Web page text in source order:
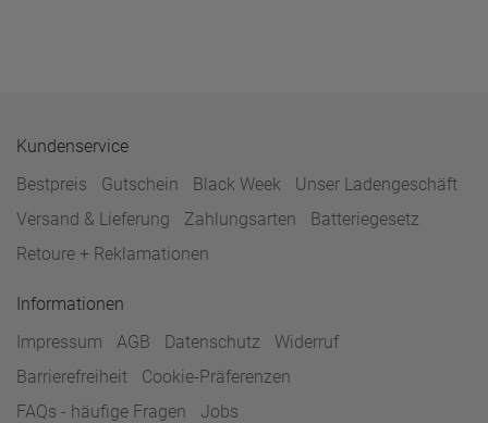
Kundenservice
Bestpreis
Gutschein Black Week
Unser Ladengeschäft
Versand & Lieferung
Zahlungsarten
Batteriegesetz
Retoure + Reklamationen
Informationen
Impressum
AGB Datenschutz
Widerruf
Barrierefreiheit
Cookie-Präferenzen
FAQs - häufige Fragen
Jobs